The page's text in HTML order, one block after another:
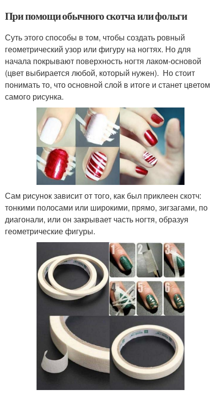
При помощи обычного скотча или фольги
Суть этого способы в том, чтобы создать ровный
геометрический узор или фигуру на ногтях. Но для
начала покрывают поверхность ногтя лаком-основой
(цвет выбирается любой, который нужен). Но стоит
понимать то, что основной слой в итоге и станет цветом
самого рисунка.
Сам рисунок зависит от того, как был приклеен скотч:
тонкими полосами или широкими, прямо, зигзагами, по
диагонали, или он закрывает часть ногтя, образуя
геометрические фигуры.